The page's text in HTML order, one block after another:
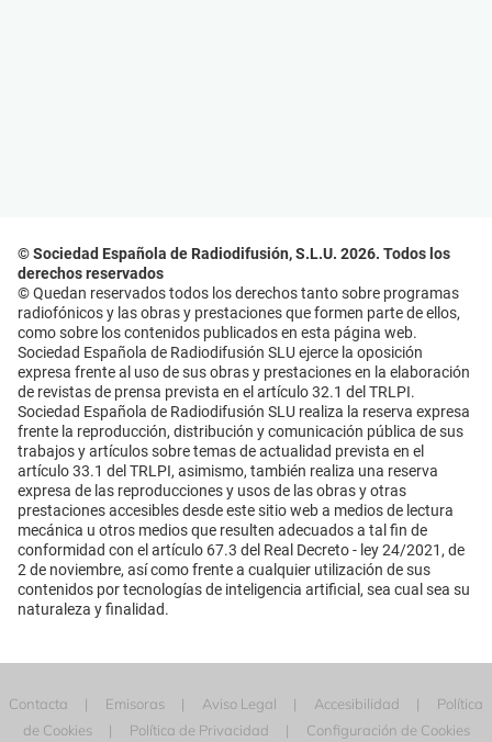
© Sociedad Española de Radiodifusión, S.L.U. 2026. Todos los
derechos reservados
© Quedan reservados todos los derechos tanto sobre programas
radiofónicos y las obras y prestaciones que formen parte de ellos,
como sobre los contenidos publicados en esta página web.
Sociedad Española de Radiodifusión SLU ejerce la oposición
expresa frente al uso de sus obras y prestaciones en la elaboración
de revistas de prensa prevista en el artículo 32.1 del TRLPI.
Sociedad Española de Radiodifusión SLU realiza la reserva expresa
frente la reproducción, distribución y comunicación pública de sus
trabajos y artículos sobre temas de actualidad prevista en el
artículo 33.1 del TRLPI, asimismo, también realiza una reserva
expresa de las reproducciones y usos de las obras y otras
prestaciones accesibles desde este sitio web a medios de lectura
mecánica u otros medios que resulten adecuados a tal fin de
conformidad con el artículo 67.3 del Real Decreto - ley 24/2021, de
2 de noviembre, así como frente a cualquier utilización de sus
contenidos por tecnologías de inteligencia artificial, sea cual sea su
naturaleza y finalidad.
Contacta Emisoras Aviso Legal Accesibilidad
Política
de Cookies
Política de Privacidad Configuración de Cookies